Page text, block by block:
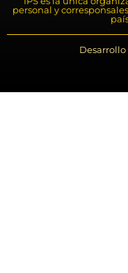
personal y